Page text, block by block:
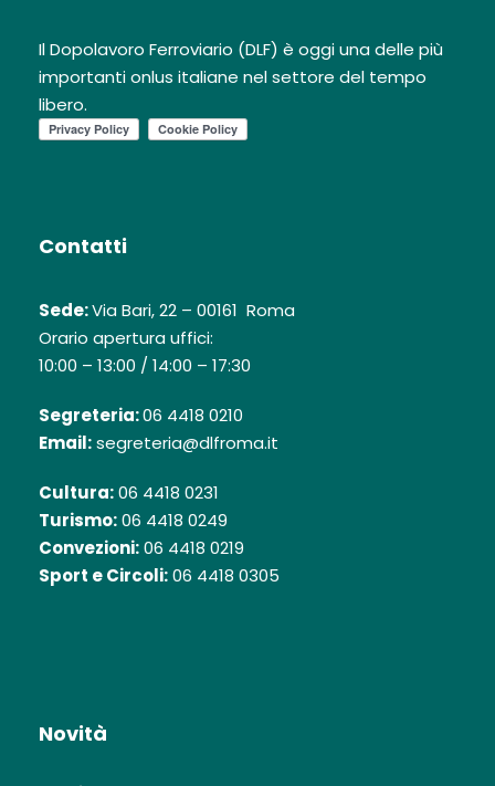
Il Dopolavoro Ferroviario (DLF) è oggi una delle più
importanti onlus italiane nel settore del tempo
libero.
Contatti
Sede:Via Bari, 22 – 00161 Roma
Orario apertura uffici:
10:00 – 13:00 / 14:00 – 17:30
Segreteria:06 4418 0210
Email:segreteria@dlfroma.it
Cultura:06 4418 0231
Turismo:06 4418 0249
Convezioni:06 4418 0219
Sport e Circoli:06 4418 0305
Novità